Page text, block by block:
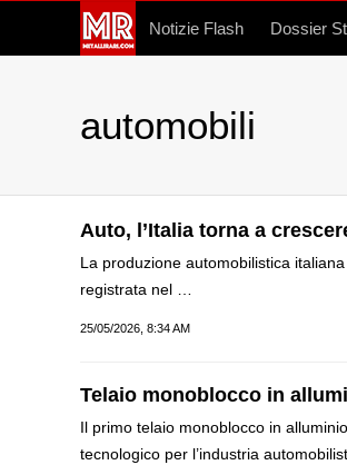
Notizie Flash Dossier
automobili
Auto, l’Italia torna a
La produzione automobilistica
registrata nel …
25/05/2026, 8:34 AM
Telaio monoblocco in
Il primo telaio monoblocco in
tecnologico per l’industria